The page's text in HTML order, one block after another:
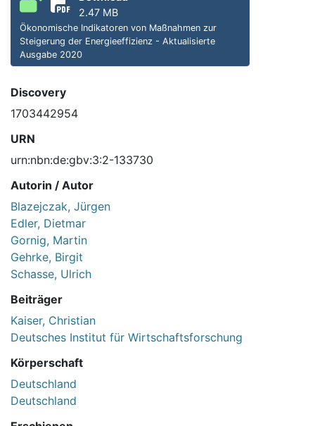
2.47 MB
Ökonomische Indikatoren von Maßnahmen zur
Steigerung der Energieeffizienz - Aktualisierte
Ausgabe 2020
Discovery
1703442954
URN
urn:nbn:de:gbv:3:2-133730
Autorin / Autor
Blazejczak, Jürgen
Edler, Dietmar
Gornig, Martin
Gehrke, Birgit
Schasse, Ulrich
Beiträger
Kaiser, Christian
Deutsches Institut für Wirtschaftsforschung
Körperschaft
Deutschland
Deutschland